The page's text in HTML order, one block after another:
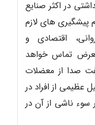
در اکثر صنایع
پیشگیری های لازم
اقتصادی و
تماس خواهد
صدا از معضلات
از افراد در
سوء ناشی از آن در